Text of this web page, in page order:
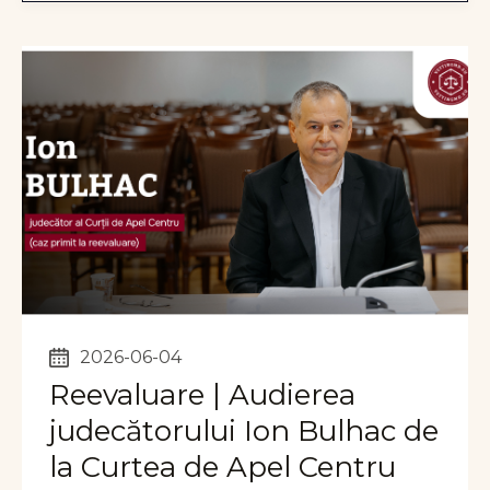
2026-06-04
Reevaluare | Audierea
judecătorului Ion Bulhac de
la Curtea de Apel Centru